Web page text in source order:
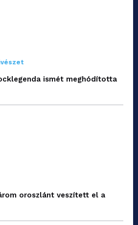
ismét meghódította
oroszlánt veszített el a